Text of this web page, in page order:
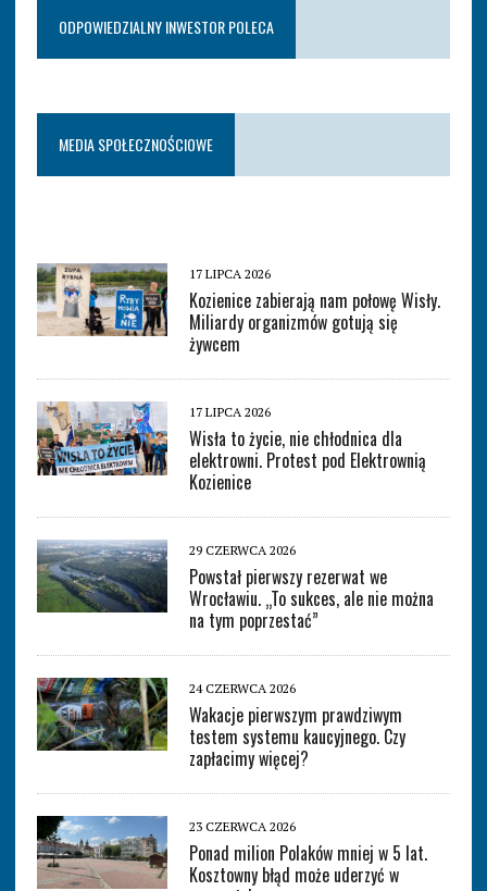
ODPOWIEDZIALNY INWESTOR POLECA
MEDIA SPOŁECZNOŚCIOWE
17 LIPCA 2026
Kozienice zabierają nam połowę Wisły.
Miliardy organizmów gotują się
żywcem
17 LIPCA 2026
Wisła to życie, nie chłodnica dla
elektrowni. Protest pod Elektrownią
Kozienice
29 CZERWCA 2026
Powstał pierwszy rezerwat we
Wrocławiu. „To sukces, ale nie można
na tym poprzestać”
24 CZERWCA 2026
Wakacje pierwszym prawdziwym
testem systemu kaucyjnego. Czy
zapłacimy więcej?
23 CZERWCA 2026
Ponad milion Polaków mniej w 5 lat.
Kosztowny błąd może uderzyć w